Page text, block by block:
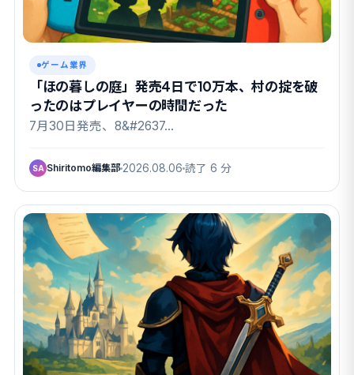
ゲーム業界
「ほの暮しの庭」発売4日で10万本、村の掟を破
ったのはプレイヤーの時間だった
7月30日発売、8&#2637…
SA Shiritomo編集部 2026.08.06 読了 6 分